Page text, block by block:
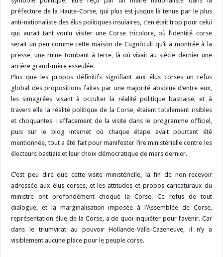
préfecture de la Haute-Corse, qui plus est jusque là tenue par le plus
anti-nationaliste des élus politiques insulaires, c’en était trop pour celui
qui aurait tant voulu visiter une Corse tricolore, où l’identité corse
serait un peu comme cette maison de Cugnòculi qu’il a montrée à la
presse, une ruine tombant à terre, là où vivait au siècle dernier une
arrière grand-mère esseulée.
Plus que les propos définitifs signifiant aux élus corses un refus
global des propositions faites par une majorité absolue d’entre eux,
les simagrées visant à occulter la réalité politique bastiaise, et à
travers elle la réalité politique de la Corse, étaient totalement risibles
et choquantes : effacement de la visite dans le programme officiel,
puis sur le blog internet où chaque étape avait pourtant été
mentionnée, tout a été fait pour manifester l’ire ministérielle contre les
électeurs bastiais et leur choix démocratique de mars dernier.
C’est peu dire que cette visite ministérielle, la fin de non-recevoir
adressée aux élus corses, et les attitudes et propos caricaturaux du
ministre ont profondément choqué la Corse. Ce refus de tout
dialogue, et la marginalisation imposée à l’Assemblée de Corse,
représentation élue de la Corse, a de quoi inquiéter pour l’avenir. Car
dans le triumvirat au pouvoir Hollande-Valls-Cazeneuve, il n’y a
visiblement aucune place pour le peuple corse.